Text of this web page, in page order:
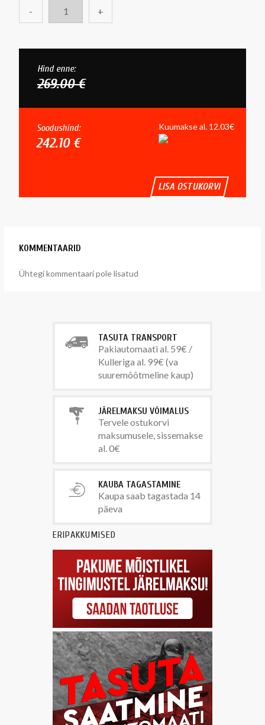
- +
Hind enne:
269.00 €
Soodushind:
242.10 €
Kuumakse al. 12.03€
LISA OSTUKORVI
KOMMENTAARID
Ühtegi kommentaari pole lisatud
TASUTA TRANSPORT
Pakiautomaati al. 59€ /
Kulleriga al. 99€ (va
suuremõõtmeline kaup)
JÄRELMAKSU VÕIMALUS
Tervele ostukorvi
maksumusele, sissemakse
al. 0€
KAUBA TAGASTAMINE
Kaupa saab tagastada 14
päeva
ERIPAKKUMISED